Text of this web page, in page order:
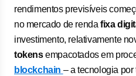
rendimentos previsíveis
no mercado de rendafixa
investimento, relativamente
tokensempacotados em
blockchain – a tecnologia por